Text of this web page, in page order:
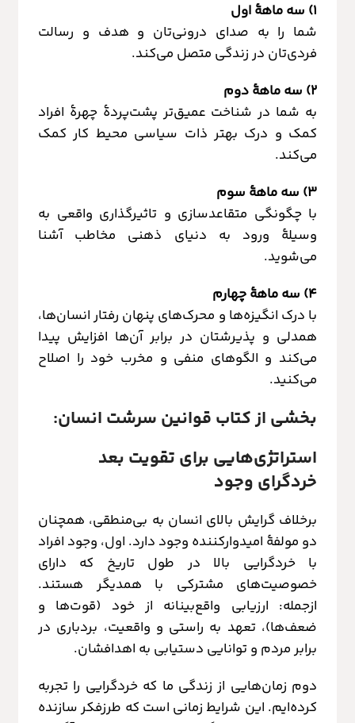
۱) سه ماههٔ اول
شما را به صدای درونی‌تان و هدف و رسالت
فردی‌تان در زندگی متصل می‌کند.
۲) سه ماههٔ دوم
به شما در شناخت عمیق‌تر پشت‌پردهٔ چهرهٔ افراد
کمک و درک بهتر ذات سیاسی محیط کار کمک
می‌کند.
۳) سه ماههٔ سوم
با چگونگی متقاعدسازی و تاثیرگذاری واقعی به
وسیلهٔ ورود به دنیای ذهنی مخاطب آشنا
می‌شوید.
۴) سه ‌ماههٔ چهارم
با درک انگیزه‌ها و محرک‌های پنهان رفتار انسان‌ها،
همدلی و پذیرشتان در برابر آن‌ها افزایش پیدا
می‌کند و الگوهای منفی و مخرب خود را اصلاح
می‌کنید.
بخشی از کتاب قوانین سرشت انسان:
استراتژی‌هایی برای تقویت بعد
خردگرای وجود
برخلاف گرایش بالای انسان به بی‌منطقی، همچنان
دو مولفهٔ امیدوارکننده وجود دارد. اول، وجود افراد
با خردگرایی بالا در طول تاریخ که دارای
خصوصیت‌های مشترکی با همدیگر هستند.
ازجمله: ارزیابی واقع‌بینانه از خود (قوت‌ها و
ضعف‌ها)، تعهد به راستی و واقعیت، بردباری در
برابر مردم و توانایی دستیابی به اهدافشان.
دوم زمان‌هایی از زندگی ما که خردگرایی را تجربه
کرده‌ایم. این شرایط زمانی است که طرزفکر سازنده